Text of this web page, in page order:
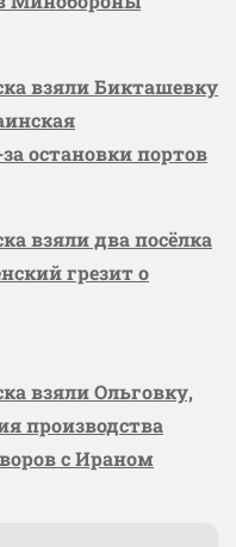
взяли Бикташевку
остановки портов
взяли два посёлка
грезит о
взяли Ольговку,
производства
с Ираном